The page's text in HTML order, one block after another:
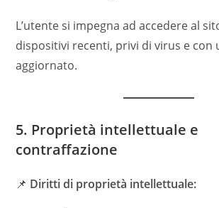
L’utente si impegna ad accedere al
dispositivi recenti, privi di virus e con
aggiornato.
5. Proprietà intellettuale e
contraffazione
📌 Diritti di proprietà intellettuale: